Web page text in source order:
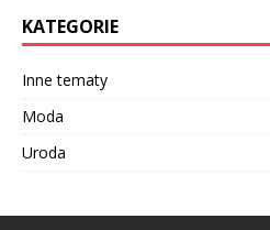
KATEGORIE
Inne tematy
Moda
Uroda